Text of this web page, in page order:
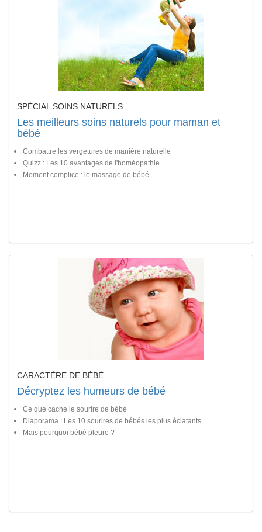
SPÉCIAL SOINS NATURELS
Les meilleurs soins naturels pour maman et
bébé
Combattre les vergetures de manière naturelle
Quizz : Les 10 avantages de l'homéopathie
Moment complice : le massage de bébé
CARACTÈRE DE BÉBÉ
Décryptez les humeurs de bébé
Ce que cache le sourire de bébé
Diaporama : Les 10 sourires de bébés les plus éclatants
Mais pourquoi bébé pleure ?